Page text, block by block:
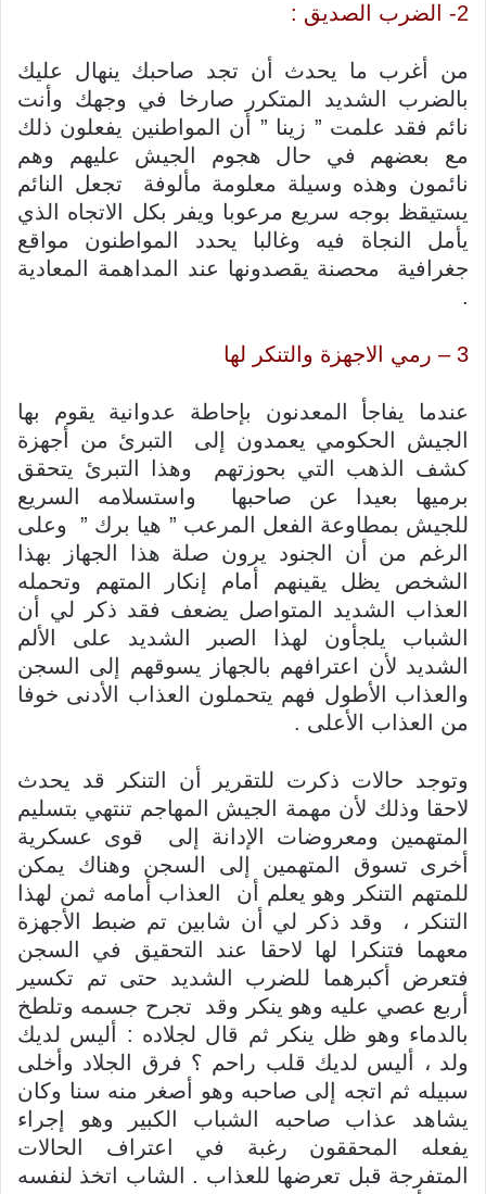
2- الضرب الصديق :
من أغرب ما يحدث أن تجد صاحبك ينهال عليك
بالضرب الشديد المتكرر صارخا في وجهك وأنت
نائم فقد علمت ” زينا ” أن المواطنين يفعلون ذلك
مع بعضهم في حال هجوم الجيش عليهم وهم
نائمون وهذه وسيلة معلومة مألوفة تجعل النائم
يستيقظ بوجه سريع مرعوبا ويفر بكل الاتجاه الذي
يأمل النجاة فيه وغالبا يحدد المواطنون مواقع
جغرافية محصنة يقصدونها عند المداهمة المعادية
.
3 – رمي الاجهزة والتنكر لها
عندما يفاجأ المعدنون بإحاطة عدوانية يقوم بها
الجيش الحكومي يعمدون إلى التبرئ من أجهزة
كشف الذهب التي بحوزتهم وهذا التبرئ يتحقق
برميها بعيدا عن صاحبها واستسلامه السريع
للجيش بمطاوعة الفعل المرعب ” هيا برك ” وعلى
الرغم من أن الجنود يرون صلة هذا الجهاز بهذا
الشخص يظل يقينهم أمام إنكار المتهم وتحمله
العذاب الشديد المتواصل يضعف فقد ذكر لي أن
الشباب يلجأون لهذا الصبر الشديد على الألم
الشديد لأن اعترافهم بالجهاز يسوقهم إلى السجن
والعذاب الأطول فهم يتحملون العذاب الأدنى خوفا
من العذاب الأعلى .
وتوجد حالات ذكرت للتقرير أن التنكر قد يحدث
لاحقا وذلك لأن مهمة الجيش المهاجم تنتهي بتسليم
المتهمين ومعروضات الإدانة إلى قوى عسكرية
أخرى تسوق المتهمين إلى السجن وهناك يمكن
للمتهم التنكر وهو يعلم أن العذاب أمامه ثمن لهذا
التنكر ، وقد ذكر لي أن شابين تم ضبط الأجهزة
معهما فتنكرا لها لاحقا عند التحقيق في السجن
فتعرض أكبرهما للضرب الشديد حتى تم تكسير
أربع عصي عليه وهو ينكر وقد تجرح جسمه وتلطخ
بالدماء وهو ظل ينكر ثم قال لجلاده : أليس لديك
ولد ، أليس لديك قلب راحم ؟ فرق الجلاد وأخلى
سبيله ثم اتجه إلى صاحبه وهو أصغر منه سنا وكان
يشاهد عذاب صاحبه الشباب الكبير وهو إجراء
يفعله المحققون رغبة في اعتراف الحالات
المتفرجة قبل تعرضها للعذاب . الشاب اتخذ لنفسه